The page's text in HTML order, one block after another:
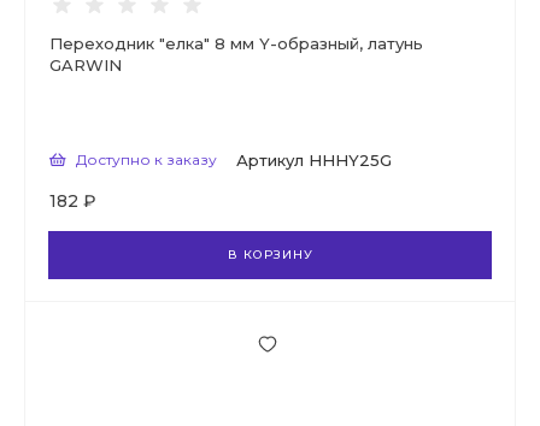
Переходник "елка" 8 мм Y-образный, латунь
GARWIN
Доступно к заказу Артикул HHHY25G
182 ₽
В КОРЗИНУ